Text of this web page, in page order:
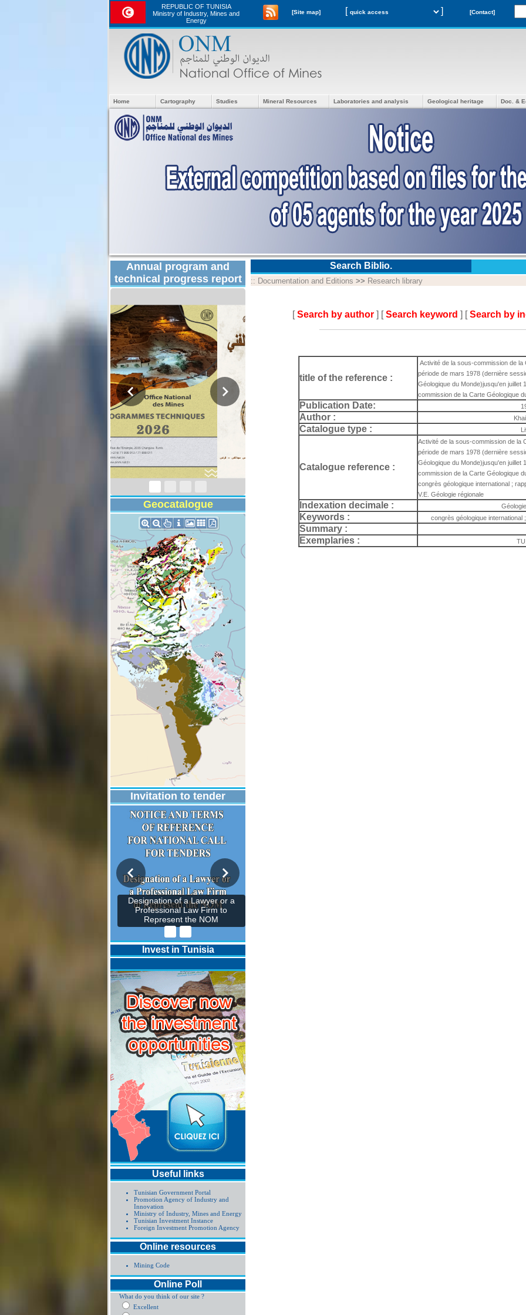
REPUBLIC OF TUNISIA
Ministry of Industry, Mines and
Energy
[Site map] [ ] [Contact]
Home Cartography Studies Mineral Resources Laboratories and analysis Geological heritage Doc. &
Annual program and
technical progress report
Geocatalogue
Invitation to tender
Designation of a Lawyer or a
Professional Law Firm to
Represent the NOM
Invest in Tunisia
Useful links
Tunisian Government Portal
Promotion Agency of Industry and
Innovation
Ministry of Industry, Mines and Energy
Tunisian Investment Instance
Foreign Investment Promotion Agency
Online resources
Mining Code
Online Poll
What do you think of our site ?
Excellent
Search Biblio.
:: Documentation and Editions >> Research library
[Search by author ] [Search keyword ] [Search by
title of the reference :
Activité de la sous-commission de la
période de mars 1978 (dernière
Géologique du Monde)jusqu'en juillet
commission de la Carte Géologique
Publication Date:
Author :
Catalogue type :
Catalogue reference :
Activité de la sous-commission de la
période de mars 1978 (dernière
Géologique du Monde)jusqu'en juillet
commission de la Carte Géologique
congrès géologique international ;
V.E. Géologie régionale
Indexation decimale :
Keywords : congrès géologique international
Summary :
Exemplaries :